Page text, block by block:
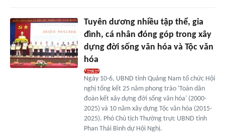
Tuyên dương nhiều tập thể, gia
đình, cá nhân đóng góp trong xây
dựng đời sống văn hóa và Tộc văn
hóa
Ngày 10-6, UBND tỉnh Quảng Nam tổ chức Hội
nghị tổng kết 25 năm phong trào 'Toàn dân
đoàn kết xây dựng đời sống văn hóa' (2000-
2025) và 10 năm xây dựng Tộc văn hóa (2015-
2025). Phó Chủ tịch Thường trực UBND tỉnh
Phan Thái Bình dự Hội Nghị.